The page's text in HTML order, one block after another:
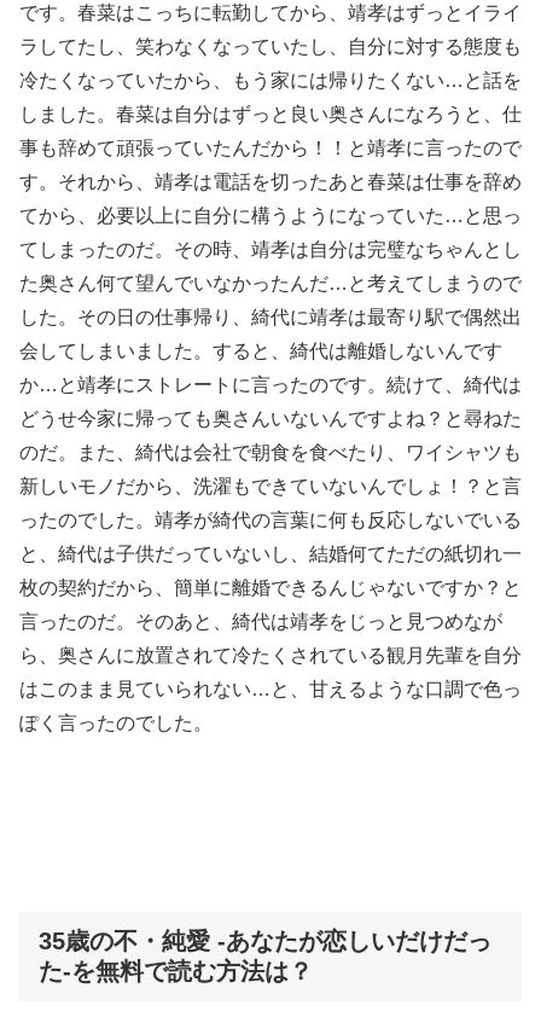
です。春菜はこっちに転勤してから、靖孝はずっとイライ
ラしてたし、笑わなくなっていたし、自分に対する態度も
冷たくなっていたから、もう家には帰りたくない…と話を
しました。春菜は自分はずっと良い奥さんになろうと、仕
事も辞めて頑張っていたんだから！！と靖孝に言ったので
す。それから、靖孝は電話を切ったあと春菜は仕事を辞め
てから、必要以上に自分に構うようになっていた…と思っ
てしまったのだ。その時、靖孝は自分は完璧なちゃんとし
た奥さん何て望んでいなかったんだ…と考えてしまうので
した。その日の仕事帰り、綺代に靖孝は最寄り駅で偶然出
会してしまいました。すると、綺代は離婚しないんです
か…と靖孝にストレートに言ったのです。続けて、綺代は
どうせ今家に帰っても奥さんいないんですよね？と尋ねた
のだ。また、綺代は会社で朝食を食べたり、ワイシャツも
新しいモノだから、洗濯もできていないんでしょ！？と言
ったのでした。靖孝が綺代の言葉に何も反応しないでいる
と、綺代は子供だっていないし、結婚何てただの紙切れ一
枚の契約だから、簡単に離婚できるんじゃないですか？と
言ったのだ。そのあと、綺代は靖孝をじっと見つめなが
ら、奥さんに放置されて冷たくされている観月先輩を自分
はこのまま見ていられない…と、甘えるような口調で色っ
ぽく言ったのでした。
35歳の不・純愛 -あなたが恋しいだけだっ
た-を無料で読む方法は？